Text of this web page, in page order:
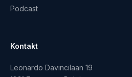
Podcast
Kontakt
Leonardo Davincilaan 19